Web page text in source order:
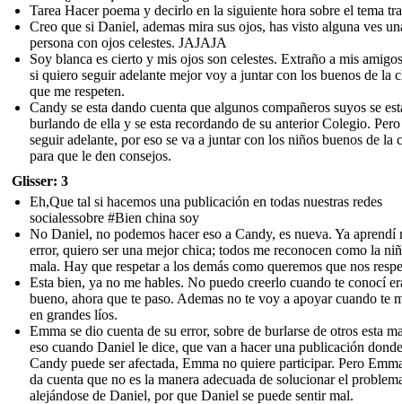
Tarea Hacer poema y decirlo en la siguiente hora sobre el tema
Creo que si Daniel, ademas mira sus ojos, has visto alguna ves
persona con ojos celestes. JAJAJA
Soy blanca es cierto y mis ojos son celestes. Extraño a mis
si quiero seguir adelante mejor voy a juntar con los buenos de la
que me respeten.
Candy se esta dando cuenta que algunos compañeros suyos se
burlando de ella y se esta recordando de su anterior Colegio.
seguir adelante, por eso se va a juntar con los niños buenos de la
para que le den consejos.
Glisser: 3
Eh,Que tal si hacemos una publicación en todas nuestras redes
socialessobre #Bien china soy
No Daniel, no podemos hacer eso a Candy, es nueva. Ya aprendí
error, quiero ser una mejor chica; todos me reconocen como la
mala. Hay que respetar a los demás como queremos que nos
Esta bien, ya no me hables. No puedo creerlo cuando te conocí
bueno, ahora que te paso. Ademas no te voy a apoyar cuando te
en grandes líos.
Emma se dio cuenta de su error, sobre de burlarse de otros esta
eso cuando Daniel le dice, que van a hacer una publicación donde
Candy puede ser afectada, Emma no quiere participar. Pero
da cuenta que no es la manera adecuada de solucionar el
alejándose de Daniel, por que Daniel se puede sentir mal.